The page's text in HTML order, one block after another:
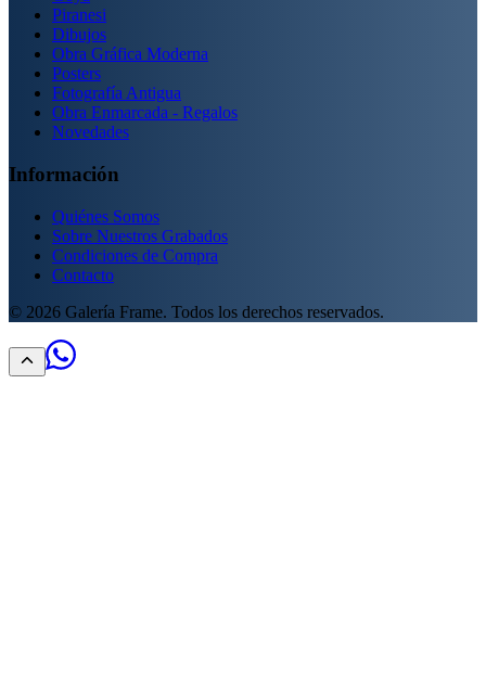
Piranesi
Dibujos
Obra Gráfica Moderna
Posters
Fotografía Antigua
Obra Enmarcada - Regalos
Novedades
Información
Quiénes Somos
Sobre Nuestros Grabados
Condiciones de Compra
Contacto
© 2026 Galería Frame. Todos los derechos reservados.